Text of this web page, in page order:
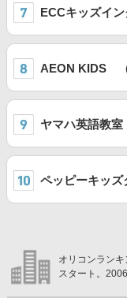
ECCキッズイ
AEON KIDS （
ヤマハ英語教室
ペッピーキッズ
オリコンラン
スタート。